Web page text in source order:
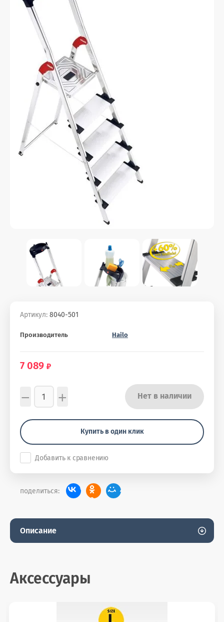
Артикул: 8040-501
Производитель Hailo
7 089
− + Нет в наличии
Купить в один клик
Добавить к сравнению
поделиться:
Описание
Аксессуары